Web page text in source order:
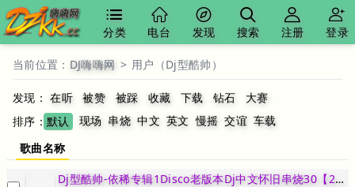
分类 电台 发现 搜索 注册 登录
当前位置： DJ嗨嗨网 > 用户（Dj型酷帅）
发现： 在听 被赞 被踩 收藏 下载 钻石
大赛
排序：默认 现场 串烧 中文 英文 慢摇 交谊 车载
歌曲名称
Dj型酷帅-依稀专辑1Disco老版本Dj中文怀旧串烧30【200